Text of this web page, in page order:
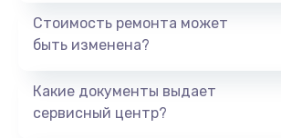
370 руб.
Ремонт электроплаты
Стоимость ремонта может
быть изменена?
Какие документы выдает
сервисный центр?